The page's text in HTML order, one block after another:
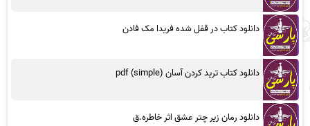
دانلود کتاب در قفل شده فریدا مک فادن
دانلود کتاب ترید کردن آسان (simple) pdf
دانلود رمان زیر چتر عشق اثر خاطره.ق